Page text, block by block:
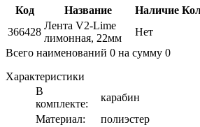
Код Название Наличие
366428
Лента V2-Lime
лимонная, 22мм
Нет
Всего наименований 0 на сумму 0
Характеристики
В
комплекте:
карабин
Материал:
полиэстер